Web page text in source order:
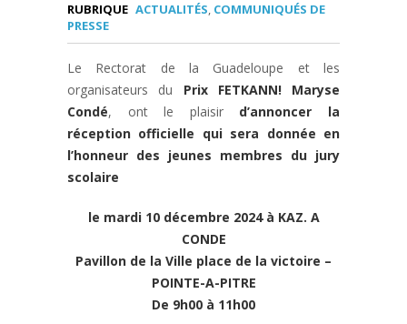
RUBRIQUE ACTUALITÉS, COMMUNIQUÉS DE
PRESSE
Le Rectorat de la Guadeloupe et les
organisateurs du Prix FETKANN! Maryse
Condé, ont le plaisir d’annoncer la
réception officielle qui sera donnée en
l’honneur des jeunes membres du jury
scolaire
le mardi 10 décembre 2024 à KAZ. A
CONDE
Pavillon de la Ville place de la victoire –
POINTE-A-PITRE
De 9h00 à 11h00